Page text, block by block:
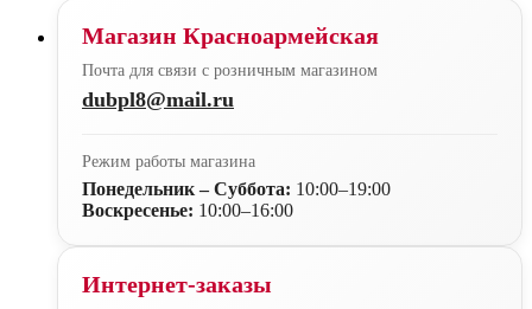
Магазин Красноармейская
Почта для связи с розничным магазином
dubpl8@mail.ru
Режим работы магазина
Понедельник – Суббота: 10:00–19:00
Воскресенье: 10:00–16:00
Интернет-заказы